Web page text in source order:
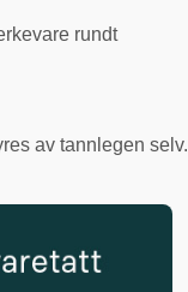
rundt
av tannlegen selv.